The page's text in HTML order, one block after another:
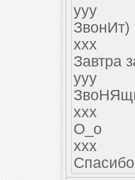
yyy
ЗвонИт)
xxx
Завтра
yyy
xxx
О_о
xxx